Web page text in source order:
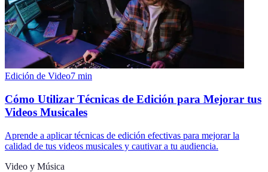
Edición de Video7 min
Cómo Utilizar Técnicas de Edición para Mejorar tus
Videos Musicales
Aprende a aplicar técnicas de edición efectivas para mejorar la
calidad de tus videos musicales y cautivar a tu audiencia.
Video y Música